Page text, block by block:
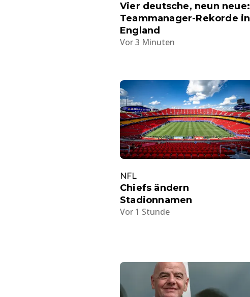
Vier deutsche, neun neue:
Teammanager-Rekorde in
England
Vor 3 Minuten
NFL
Chiefs ändern
Stadionnamen
Vor 1 Stunde